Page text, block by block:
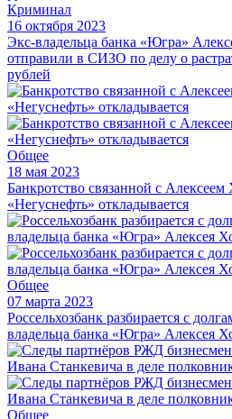
Криминал
16 октября 2023
Экс-владельца банка «Югра»
отправили в СИЗО по делу о
рублей
Общее
18 мая 2023
Банкротство связанной с
«Негуснефть» откладывается
Общее
07 марта 2023
Россельхозбанк разбирается с
владельца банка «Югра» Алексея
Общее